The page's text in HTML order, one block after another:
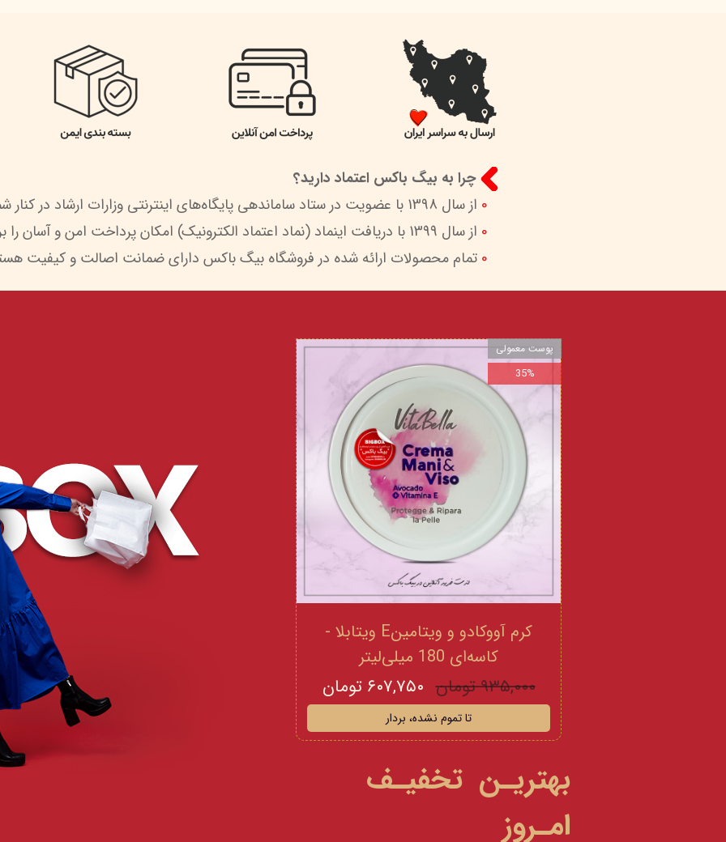
چرا به بیگ باکس اعتماد دارید؟
0 از سال 1398 با عضویت در ستاد ساماندهی پایگاه‌های اینترنتی وزارات ارشاد در کنار شما هستیم.
0 از سال 1399 با دریافت اینماد (نماد اعتماد الکترونیک) امکان پرداخت امن و آسان را برای شما فراهم کردیم.
0 تمام محصولات ارائه شده در فروشگاه بیگ باکس دارای ضمانت اصالت و کیفیت
بهتریـن تخفیـف
امـروز
کرم آووکادو و ویتامینE ویتابلا -
کاسه‌ای 180 میلی‌لیتر
۹۳۵,۰۰۰ تومان ۶۰۷,۷۵۰ تومان
تا تموم نشده، بردار
پوست معمولی
35%